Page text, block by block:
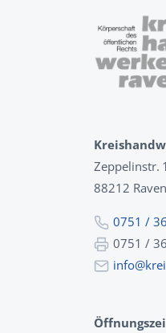
Zeppelinstr.
88212
0751 /
0751 /